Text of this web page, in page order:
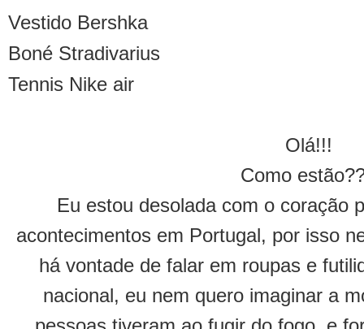
Vestido Bershka
Boné Stradivarius
Tennis Nike air
Olá!!!
Como
Eu estou desolada com o coração
acontecimentos em Portugal, por isso
há vontade de falar em roupas e
nacional, eu nem quero imaginar a